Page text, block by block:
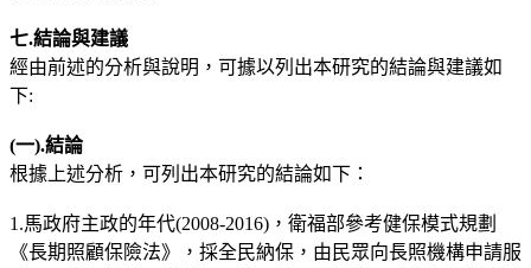
七.結論與建議
經由前述的分析與說明，可據以列出本研究的結論與建議如
下:
(一).結論
根據上述分析，可列出本研究的結論如下：
1.馬政府主政的年代(2008-2016)，衛福部參考健保模式規劃
《長期照顧保險法》，採全民納保，由民眾向長照機構申請服